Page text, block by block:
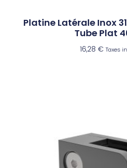
Platine Latérale Inox
Tube Plat
16,28 € Taxes